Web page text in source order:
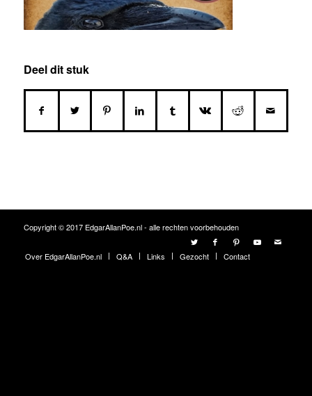
Deel dit stuk
Copyright © 2017 EdgarAllanPoe.nl - alle rechten voorbehouden
Over EdgarAllanPoe.nl Q&A Links Gezocht Contact